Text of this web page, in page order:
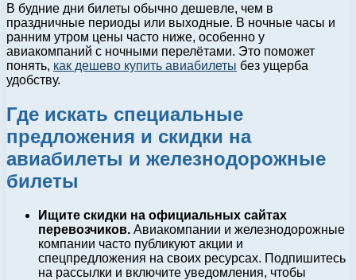
В будние дни билеты обычно дешевле, чем в
праздничные периоды или выходные. В ночные часы и
ранним утром цены часто ниже, особенно у
авиакомпаний с ночными перелётами. Это поможет
понять, как дешево купить авиабилеты без ущерба
удобству.
Где искать специальные
предложения и скидки на
авиабилеты и железнодорожные
билеты
Ищите скидки на официальных сайтах
перевозчиков. Авиакомпании и железнодорожные
компании часто публикуют акции и
спецпредложения на своих ресурсах. Подпишитесь
на рассылки и включите уведомления, чтобы